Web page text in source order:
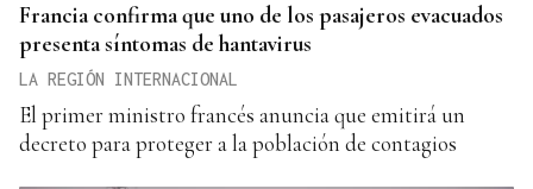
Francia confirma que uno de los pasajeros evacuados
presenta síntomas de hantavirus
LA REGIÓN INTERNACIONAL
El primer ministro francés anuncia que emitirá un
decreto para proteger a la población de contagios